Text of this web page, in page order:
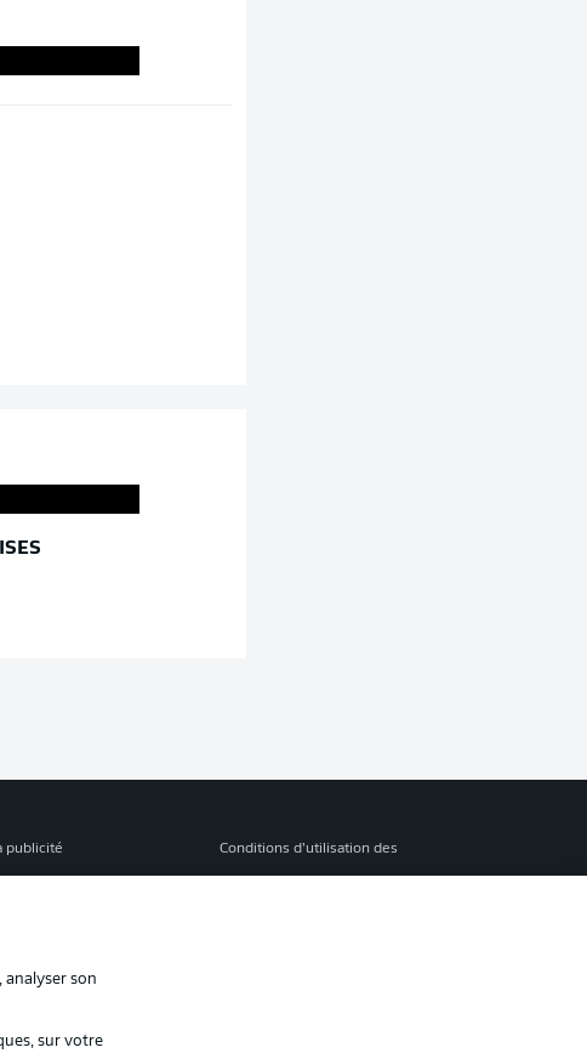
publicité Conditions d’utilisation des
analyser son
sur votre